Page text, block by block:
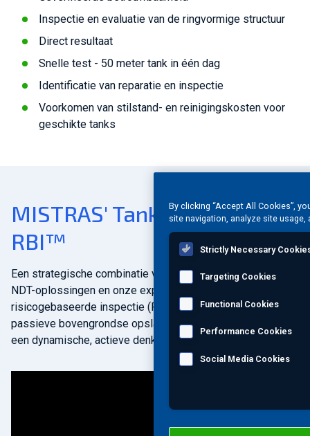
Inspectie en evaluatie van de ringvormige structuur
Direct resultaat
Snelle test - 50 meter tank in één dag
Identificatie van reparatie en inspectie
Voorkomen van stilstand- en reinigingskosten voor
geschikte tanks
MISTRAS' TankPAC met
RBI™
Een strategische combinatie van MISTRAS' geavanceerde
NDT-oplossingen en onze expertise op het gebied van
risicogebaseerde inspectie (RBI) kan uw statische,
passieve bovengrondse opslagtank (AST) transformeren in
een dynamische, actieve denktank.
By clicking “Accept All Cookies”,
site navigation, analyze site
Strictly Necessary
Targeting Cookies
Functional Cookies
Performance Cookies
Social Media Cookies